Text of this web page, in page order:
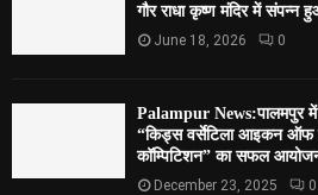
गौर राधा कृष्ण मंदिर में संपन्न
June 18, 2026 0
Palampur News:पालमपुर में
“किड्स वर्सेटिला आइकन ऑफ
कॉम्पिटिशन” का सफल
December 23, 2025 0